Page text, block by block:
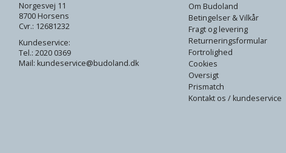
Norgesvej 11
8700 Horsens
Cvr.: 12681232
Kundeservice:
Tel.: 2020 0369
Mail: kundeservice@budoland.dk
Om Budoland
Betingelser & Vilkår
Fragt og levering
Returneringsformular
Fortrolighed
Cookies
Oversigt
Prismatch
Kontakt os / kundeservice